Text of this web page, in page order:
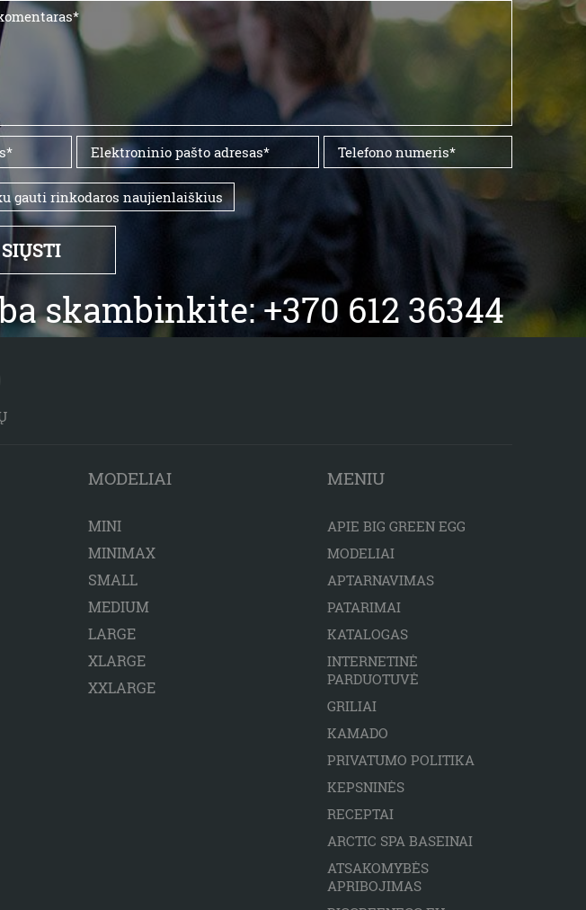
gauti rinkodaros naujienlaiškius
skambinkite: +370 612 36344
MODELIAI
MINI
MINIMAX
SMALL
MEDIUM
LARGE
XLARGE
XXLARGE
MENIU
APIE BIG GREEN EGG
MODELIAI
APTARNAVIMAS
PATARIMAI
KATALOGAS
INTERNETINĖ
PARDUOTUVĖ
GRILIAI
KAMADO
PRIVATUMO POLITIKA
KEPSNINĖS
RECEPTAI
ARCTIC SPA BASEINAI
ATSAKOMYBĖS
APRIBOJIMAS